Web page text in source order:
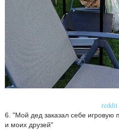
reddit
6. "Мой дед заказал себе игровую
и моих друзей"